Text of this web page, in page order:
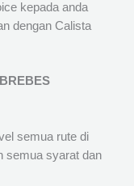
kepada anda
dengan Calista
semua rute di
semua syarat dan